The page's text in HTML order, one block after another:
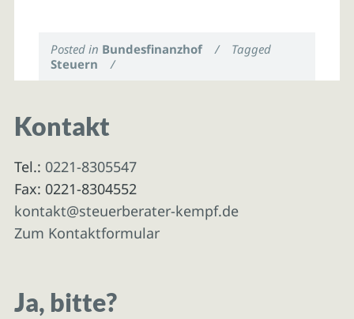
Posted in Bundesfinanzhof /
Tagged
Steuern
/
Kontakt
Tel.: 0221-8305547
Fax: 0221-8304552
kontakt@steuerberater-kempf.de
Zum Kontaktformular
Ja, bitte?